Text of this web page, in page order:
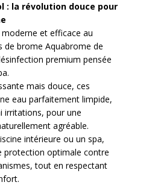
: la révolution douce pour
moderne et efficace au
de brome Aquabrome de
premium pensée
mais douce, ces
eau parfaitement limpide,
irritations, pour une
agréable.
intérieure ou un spa,
protection optimale contre
tout en respectant